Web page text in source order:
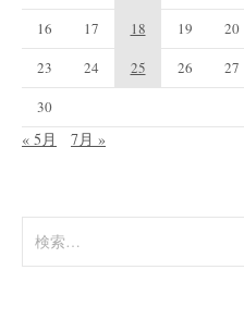
16
17 18 19 20
23
24 25 26 27
30
« 5月 7月 »
索: